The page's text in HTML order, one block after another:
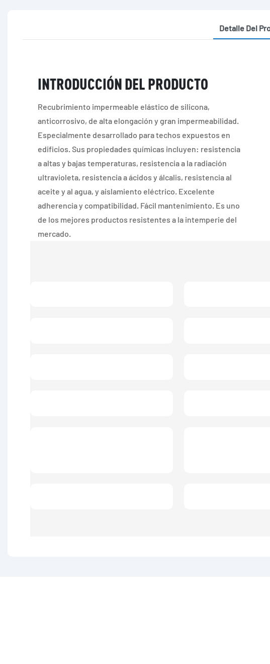
Detalle Del
INTRODUCCIÓN DEL PRODUCTO
Recubrimiento impermeable elástico de silicona,
anticorrosivo, de alta elongación y gran impermeabilidad.
Especialmente desarrollado para techos expuestos en
edificios. Sus propiedades químicas incluyen: resistencia
a altas y bajas temperaturas, resistencia a la radiación
ultravioleta, resistencia a ácidos y álcalis, resistencia al
aceite y al agua, y aislamiento eléctrico. Excelente
adherencia y compatibilidad. Fácil mantenimiento. Es uno
de los mejores productos resistentes a la intemperie del
mercado.